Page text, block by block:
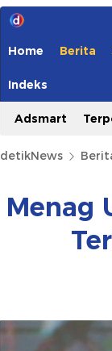
Home Berita
Indeks
Adsmart
detikNews
Menag